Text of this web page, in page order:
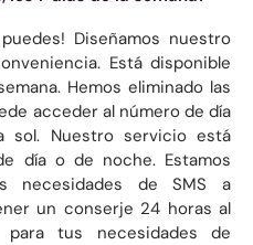
Diseñamos nuestro
Está disponible
Hemos eliminado las
acceder al número de día
sol. Nuestro servicio está
día o de noche. Estamos
necesidades de SMS a
un conserje 24 horas al
tus necesidades de